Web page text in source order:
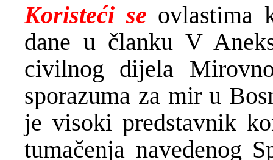
Koristeći se ovlastima
dane u članku V
civilnog dijela
sporazuma za mir u
je visoki predstavnik
tumačenja navedenog